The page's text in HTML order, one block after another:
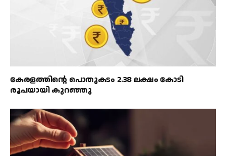
കേരളത്തിൻ്റെ പൊതുകടം 2.38 ലക്ഷം കോടി
രൂപയായി കുറഞ്ഞു